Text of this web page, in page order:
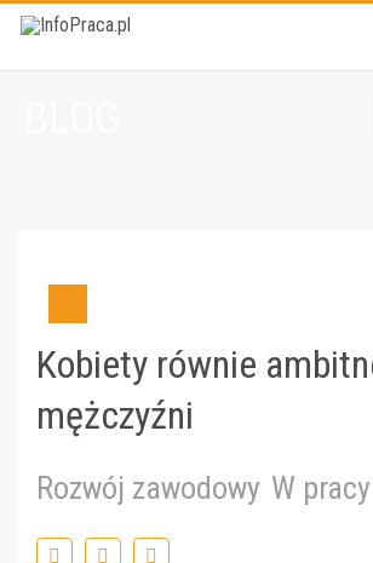
Kobiety równie
mężczyźni
Rozwój zawodowy W pracy